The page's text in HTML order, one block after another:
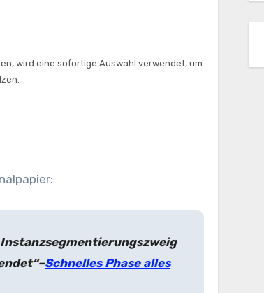
wird eine sofortige Auswahl verwendet, um
Schnelles Phase alles